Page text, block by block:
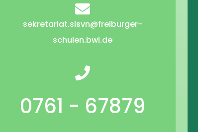
sekretariat.slsvn@freiburger-
schulen.bwl.de
0761 - 67879